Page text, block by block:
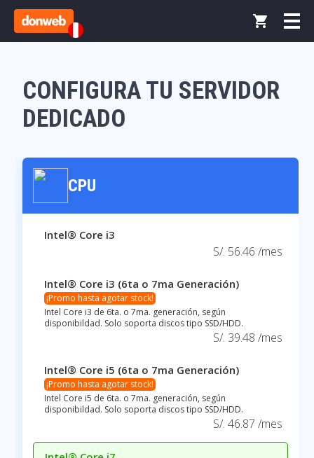
CONFIGURA TU SERVIDOR
DEDICADO
CPU
Intel® Core i3
S/. 56.46 /mes
Intel® Core i3 (6ta o 7ma Generación)
¡Promo hasta agotar stock!
Intel Core i3 de 6ta. o 7ma. generación, según
disponibildad. Solo soporta discos tipo SSD/HDD.
S/. 39.48 /mes
Intel® Core i5 (6ta o 7ma Generación)
¡Promo hasta agotar stock!
Intel Core i5 de 6ta. o 7ma. generación, según
disponibildad. Solo soporta discos tipo SSD/HDD.
S/. 46.87 /mes